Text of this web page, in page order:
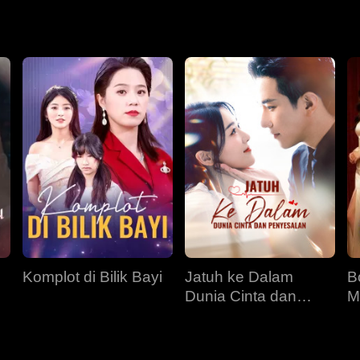
mencintai dan berusaha untuk menebus kesilapan.
Komplot di Bilik Bayi
Jatuh ke Dalam
Dunia Cinta dan